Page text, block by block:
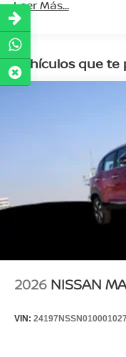
Leer Más...
Vehículos que
2026 NISSAN
VIN: